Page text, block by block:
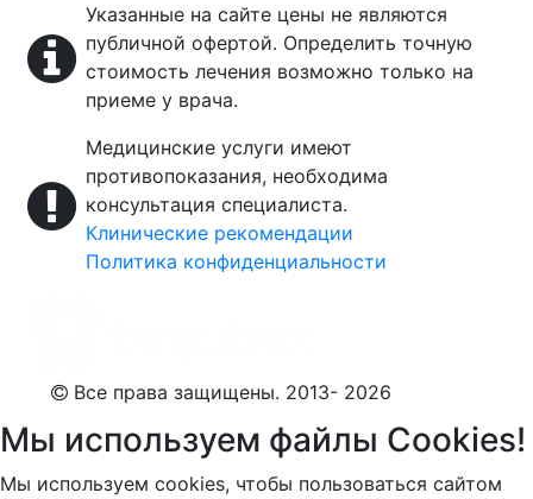
Указанные на сайте цены не являются
публичной офертой. Определить точную
стоимость лечения возможно только на
приеме у врача.
Медицинские услуги имеют
противопоказания, необходима
консультация специалиста.
Клинические рекомендации
Политика конфиденциальности
Все права защищены. 2013- 2026
Мы используем файлы Cookies!
Мы используем cookies, чтобы пользоваться сайтом